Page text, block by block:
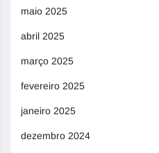
maio 2025
abril 2025
março 2025
fevereiro 2025
janeiro 2025
dezembro 2024